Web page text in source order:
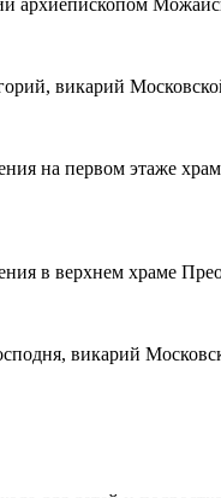
викарий
на первом этаже
в верхнем храме
викарий